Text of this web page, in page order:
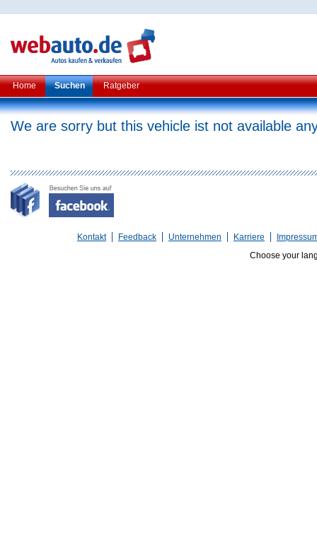
Home Suchen Ratgeber
We are sorry but this vehicle ist not available
Kontakt Feedback Unternehmen Karriere
Choose your